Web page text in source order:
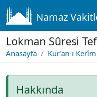
Namaz
Lokman Sûresi
Anasayfa Kur'an-ı Kerîm
Hakkında